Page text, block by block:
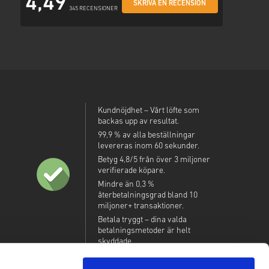
4,49 345 RECENSIONER
SKRIVA EN RECENSION
Kundnöjdhet – Vårt löfte som
backas upp av resultat.
99,9 % av alla beställningar
levereras inom 60 sekunder.
Betyg 4,8/5 från över 3 miljoner
verifierade köpare.
Mindre än 0,3 %
återbetalningsgrad bland 10
miljoner+ transaktioner.
Betala tryggt – dina valda
betalningsmetoder är helt
skyddade.